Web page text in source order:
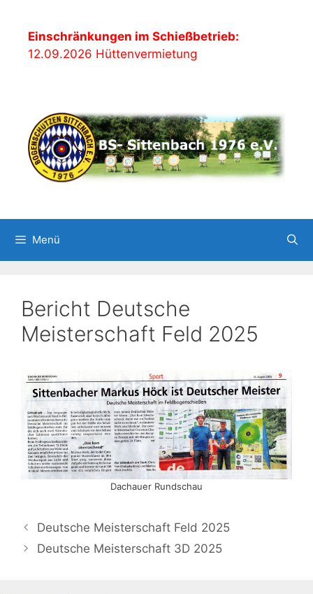
springenEinschränkungen im Schießbetrieb:
12.09.2026 Hüttenvermietung
Menü
Bericht Deutsche
Meisterschaft Feld 2025
Dachauer Rundschau
Deutsche Meisterschaft Feld 2025
Deutsche Meisterschaft 3D 2025